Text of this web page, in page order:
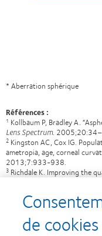
* Aberration sphérique
Références :
1 Kollbaum P, Bradley A.
Lens Spectrum.
2 Kingston AC, Cox IG.
ametropia, age, corneal
2013;7:933-938.
3 Richdale K. Improving the
de